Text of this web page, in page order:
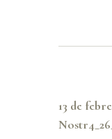
13 de